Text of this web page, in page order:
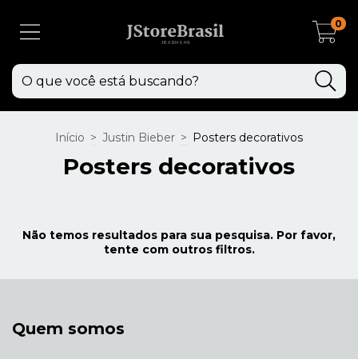
0
Início > Justin Bieber > Posters decorativos
Posters decorativos
Não temos resultados para sua pesquisa. Por favor,
tente com outros filtros.
Quem somos